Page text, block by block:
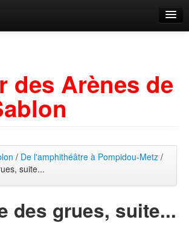
des Arènes de
/ De l'amphithéâtre à Pompidou-Metz /
suite...
des grues, suite...